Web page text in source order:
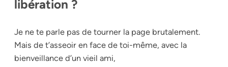
libération ?
Je ne te parle pas de tourner la page brutalement.
Mais de t’asseoir en face de toi-même, avec la
bienveillance d’un vieil ami,